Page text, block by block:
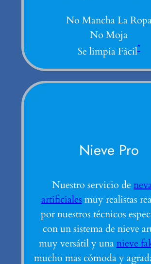
No Mancha La
No Moja
Se limpia Fácil*
Nieve Pro
Nuestro servicio de
artificiales muy realistas
por nuestros técnicos
con un sistema de nieve
muy versátil y una nieve
mucho mas cómoda y